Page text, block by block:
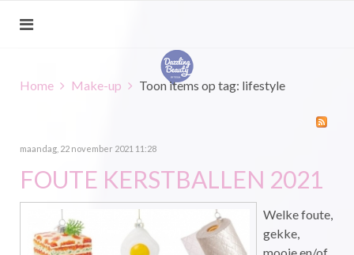
Home Make-up Toon items op tag: lifestyle
maandag, 22 november 2021 11:28
FOUTE KERSTBALLEN 2021
Welke foute,
gekke,